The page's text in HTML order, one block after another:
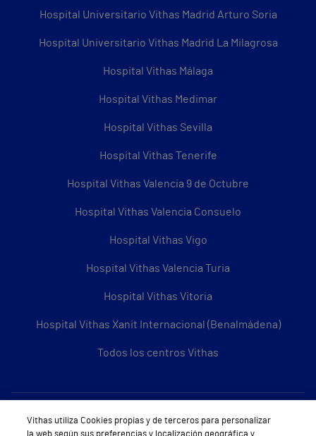
Hospital Universitario Vithas Madrid Arturo Soria
Hospital Universitario Vithas Madrid La Milagrosa
Hospital Vithas Málaga
Hospital Vithas Medimar
Hospital Vithas Sevilla
Hospital Vithas Tenerife
Hospital Vithas Valencia 9 de Octubre
Hospital Vithas Valencia Consuelo
Hospital Vithas Vigo
Hospital Vithas Valencia Turia
Hospital Vithas Vitoria
Hospital Vithas Xanit Internacional (Benalmádena)
Todos los centros Vithas
Sobre Vithas
Vithas utiliza Cookies propias y de terceros para personalizar